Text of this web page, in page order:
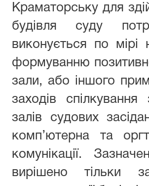
Краматорську для
будівля суду
виконується по
формуванню
зали, або іншого
заходів
залів судових
комп’ютерна та
комунікації.
вирішено тільки